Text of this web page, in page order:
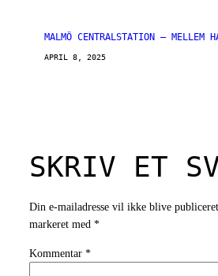
MALMÖ CENTRALSTATION – MELLEM
APRIL 8, 2025
SKRIV ET
Din e-mailadresse vil ikke blive
markeret med *
Kommentar *